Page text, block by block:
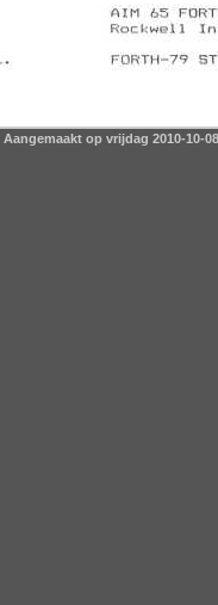
Aangemaakt op vrijdag 2010-10-